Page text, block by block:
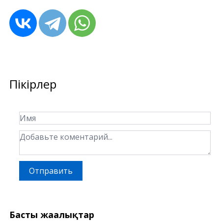
Пікірлер
Отправить
Басты жаңалықтар